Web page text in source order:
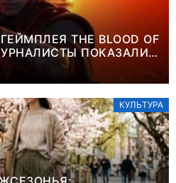
THE BLOOD OF
ПОКАЗАЛИ
ОТ ВЕТЕРАНОВ CD
КУЛЬТУРА